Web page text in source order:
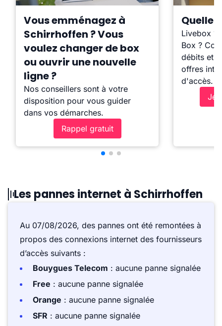
Vous emménagez à
Schirrhoffen ? Vous
voulez changer de box
ou ouvrir une nouvelle
ligne ?
Nos conseillers sont à votre
disposition pour vous guider
dans vos démarches.
Rappel gratuit
Quelle
Livebox ?
Box ?
débits et
offres
d'accès.
Je
Les pannes internet à Schirrhoffen
Au 07/08/2026, des pannes ont été remontées à
propos des connexions internet des fournisseurs
d’accès suivants :
Bouygues Telecom : aucune panne signalée
Free : aucune panne signalée
Orange : aucune panne signalée
SFR : aucune panne signalée